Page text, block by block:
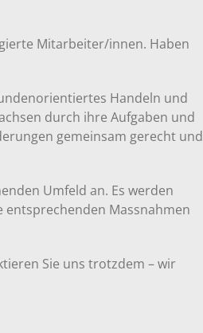
Mitarbeiter/innen. Haben
Handeln und
durch ihre Aufgaben und
gemeinsam gerecht und
Umfeld an. Es werden
Massnahmen
Sie uns trotzdem – wir